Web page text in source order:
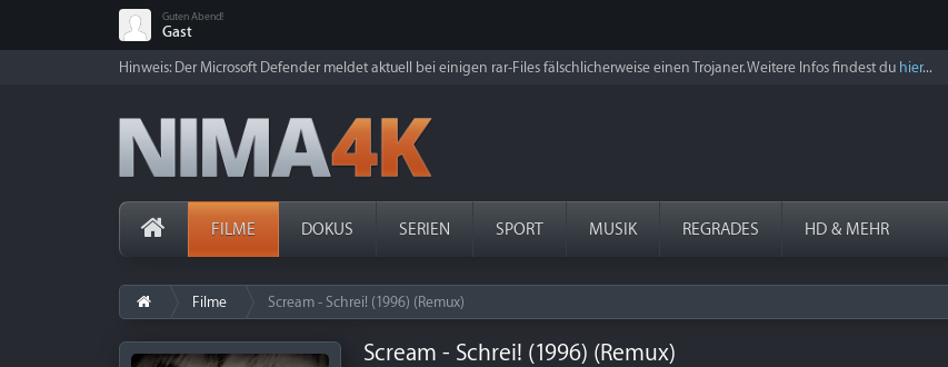
Guten Abend!
Gast
Hinweis: Der Microsoft Defender meldet aktuell bei einigen rar-Files fälschlicherweise einen Trojaner. Weitere Infos findest du hier...
FILME DOKUS SERIEN SPORT MUSIK REGRADES HD & MEHR
Filme Scream - Schrei! (1996) (Remux)
Scream - Schrei! (1996) (Remux)